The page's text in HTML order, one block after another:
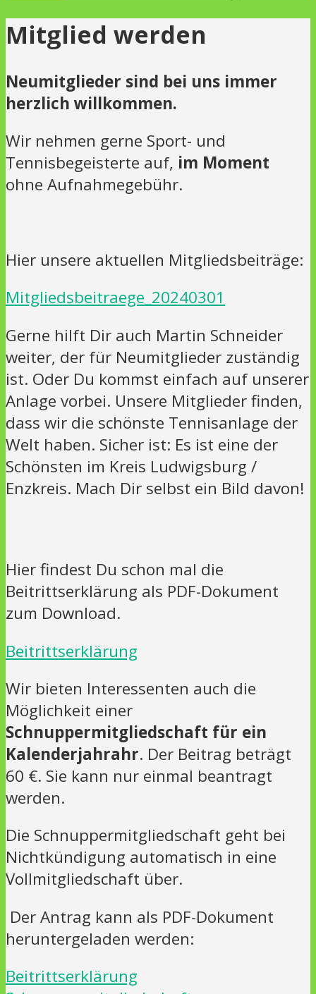
Mitglied werden
Neumitglieder sind bei uns immer
herzlich willkommen.
Wir nehmen gerne Sport- und
Tennisbegeisterte auf, im Moment
ohne Aufnahmegebühr.
Hier unsere aktuellen Mitgliedsbeiträge:
Mitgliedsbeitraege_20240301
Gerne hilft Dir auch Martin Schneider
weiter, der für Neumitglieder zuständig
ist. Oder Du kommst einfach auf unserer
Anlage vorbei. Unsere Mitglieder finden,
dass wir die schönste Tennisanlage der
Welt haben. Sicher ist: Es ist eine der
Schönsten im Kreis Ludwigsburg /
Enzkreis. Mach Dir selbst ein Bild davon!
Hier findest Du schon mal die
Beitrittserklärung als PDF-Dokument
zum Download.
Beitrittserklärung
Wir bieten Interessenten auch die
Möglichkeit einer
Schnuppermitgliedschaft für ein
Kalenderjahrahr. Der Beitrag beträgt
60 €. Sie kann nur einmal beantragt
werden.
Die Schnuppermitgliedschaft geht bei
Nichtkündigung automatisch in eine
Vollmitgliedschaft über.
Der Antrag kann als PDF-Dokument
heruntergeladen werden:
Beitrittserklärung